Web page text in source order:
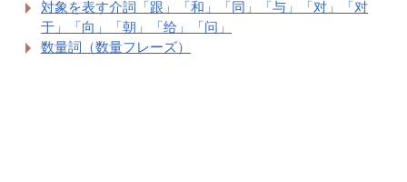
対象を表す介詞「跟」「和」「同」「与」「对」「对
于」「向」「朝」「给」「问」
数量詞（数量フレーズ）